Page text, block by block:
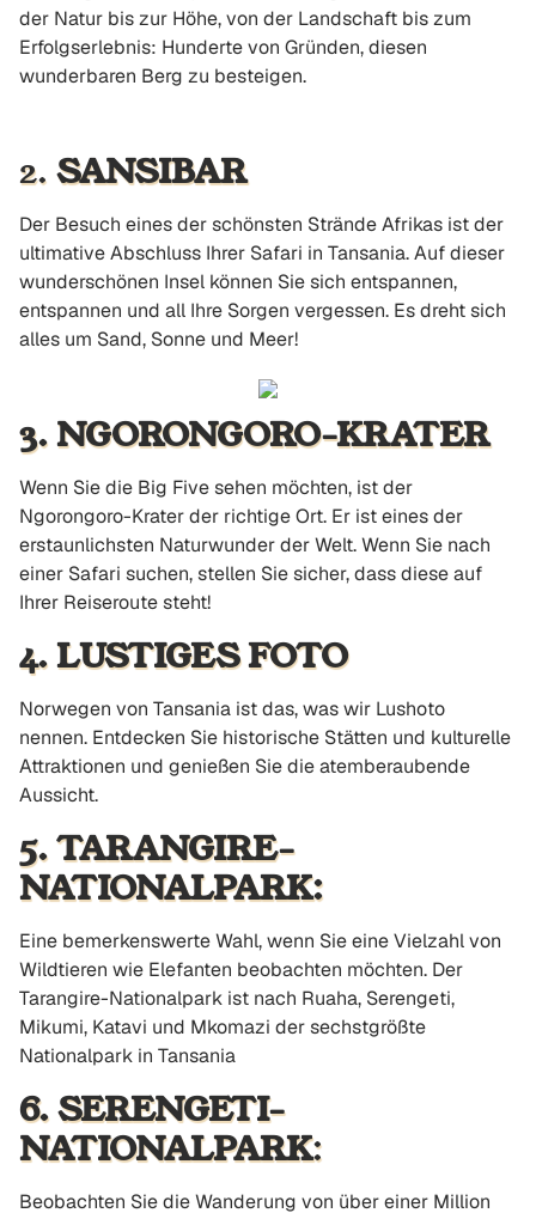
der Natur bis zur Höhe, von der Landschaft bis zum
Erfolgserlebnis: Hunderte von Gründen, diesen
wunderbaren Berg zu besteigen.
2. SANSIBAR
Der Besuch eines der schönsten Strände Afrikas ist der
ultimative Abschluss Ihrer Safari in Tansania. Auf dieser
wunderschönen Insel können Sie sich entspannen,
entspannen und all Ihre Sorgen vergessen. Es dreht sich
alles um Sand, Sonne und Meer!
3. NGORONGORO-KRATER
Wenn Sie die Big Five sehen möchten, ist der
Ngorongoro-Krater der richtige Ort. Er ist eines der
erstaunlichsten Naturwunder der Welt. Wenn Sie nach
einer Safari suchen, stellen Sie sicher, dass diese auf
Ihrer Reiseroute steht!
4. LUSTIGES FOTO
Norwegen von Tansania ist das, was wir Lushoto
nennen. Entdecken Sie historische Stätten und kulturelle
Attraktionen und genießen Sie die atemberaubende
Aussicht.
5. TARANGIRE-
NATIONALPARK:
Eine bemerkenswerte Wahl, wenn Sie eine Vielzahl von
Wildtieren wie Elefanten beobachten möchten. Der
Tarangire-Nationalpark ist nach Ruaha, Serengeti,
Mikumi, Katavi und Mkomazi der sechstgrößte
Nationalpark in Tansania
6. SERENGETI-
NATIONALPARK:
Beobachten Sie die Wanderung von über einer Million